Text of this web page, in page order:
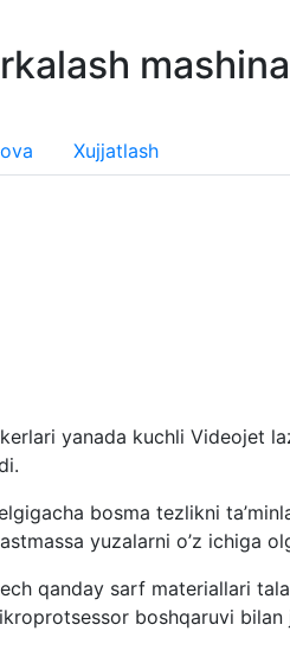
Xujjatlash
yanada kuchli Videojet
bosma tezlikni
yuzalarni o’z ichiga
qanday sarf materiallari
boshqaruvi bilan